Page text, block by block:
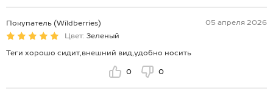
Покупатель (Wildberries)
05 апреля 2026
Цвет: Зеленый
Теги хорошо сидит,внешний вид,удобно носить
0 0